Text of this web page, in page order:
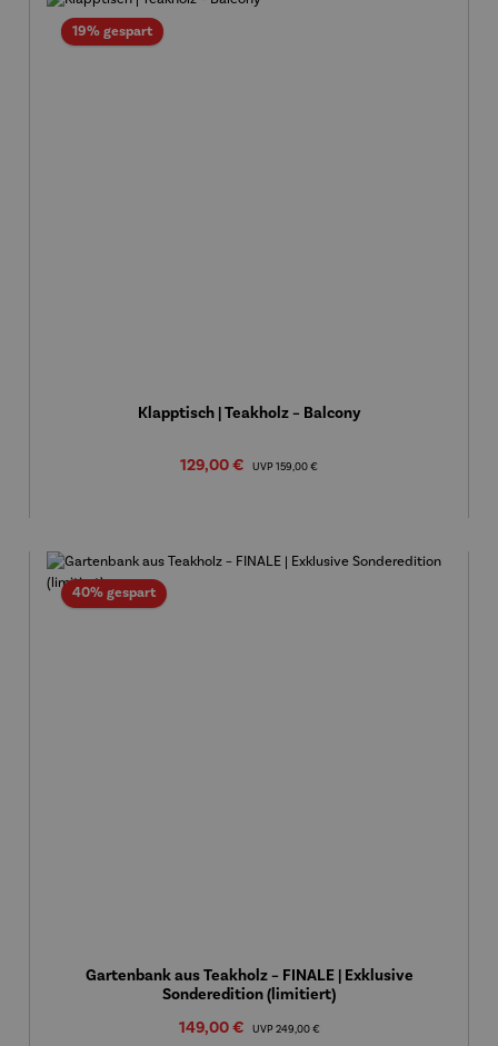
19% gespartRabatt
Klapptisch | Teakholz – Balcony
Verkaufspreis:
129,00 € UVPRegulärer Preis:
159,00 €
40% gespartRabatt
Gartenbank aus Teakholz – FINALE | Exklusive
Sonderedition (limitiert)
Verkaufspreis:
149,00 € UVPRegulärer Preis:
249,00 €